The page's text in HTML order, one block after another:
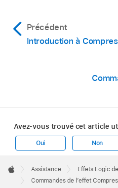
Précédent
Introduction à
Avez-vous trouvé cet article
Oui Non
Footer

Apple
Assistance
Effets Logic
Commandes de l’effet